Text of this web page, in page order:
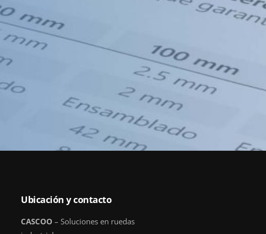
Ubicación y contacto
CASCOO – Soluciones en ruedas